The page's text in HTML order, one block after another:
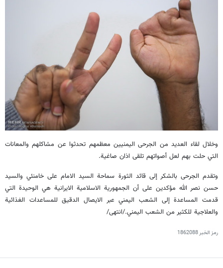
وخلال لقاء العديد من الجرحى اليمنيين معظمهم تحدثوا عن مشاكلهم والمعانات
التي حلت بهم لعل أصواتهم تلقى اذان صاغية.
وتقدم الجرحى بالشكر إلى قائد الثورة سماحة السيد الامام على خامنئي والسيد
حسن نصر الله مؤكدين على أن الجمهورية الاسلامية الايرانية هي الوحيدة التي
قدمت المساعدة إلى الشعب اليمني عبر الايصال الدقيق للمساعدات الغذائية
والعلاجية للكثير من الشعب اليمني./انتهى/
رمز الخبر1862088